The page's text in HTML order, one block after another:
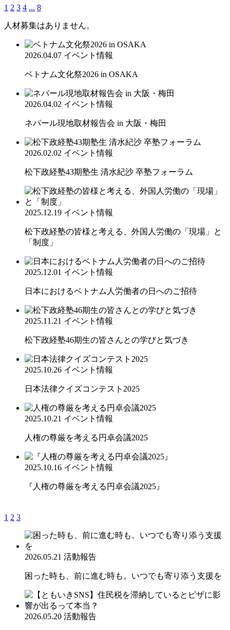
1 2 3 4 ... 8
人材募集はありません。
2026.04.07 イベント情報
ベトナム文化祭2026 in OSAKA
2026.04.02 イベント情報
ネパール現地取材報告会 in 大阪・梅田
2026.02.02 イベント情報
松下政経塾43期塾生 清水紀沙 卒塾フォーラム
2025.12.19 イベント情報
松下政経塾の皆様と考える、外国人労働の「現場」と
「制度」
2025.12.01 イベント情報
日本におけるベトナム人労働者の日へのご招待
2025.11.21 イベント情報
松下政経塾46期生の皆さんとの学びと気づき
2025.10.26 イベント情報
日本法律クイズコンテスト2025
2025.10.21 イベント情報
人権の尊厳を考える円卓会議2025
2025.10.16 イベント情報
『人権の尊厳を考える円卓会議2025』
1 2 3
2026.05.21 活動報告
困った時も、前に進む時も。いつでも寄り添う支援を
2026.05.20 活動報告